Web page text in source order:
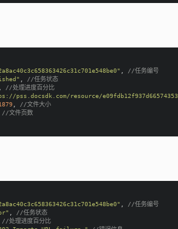
//任务编号
//任务状态
//处理进度百分比
pss.docsdk.com/resource/
,
//文件大小
//文件页数
//任务编号
//任务状态
//处理进度百分比